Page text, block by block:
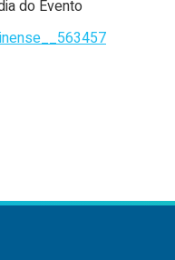
do Evento